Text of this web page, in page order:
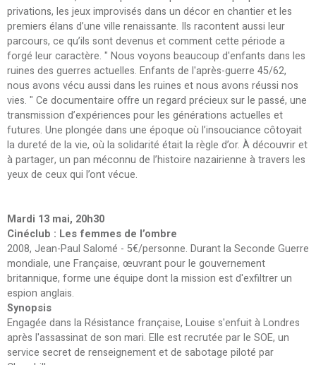
privations, les jeux improvisés dans un décor en chantier et les
premiers élans d’une ville renaissante. Ils racontent aussi leur
parcours, ce qu’ils sont devenus et comment cette période a
forgé leur caractère. " Nous voyons beaucoup d'enfants dans les
ruines des guerres actuelles. Enfants de l'après-guerre 45/62,
nous avons vécu aussi dans les ruines et nous avons réussi nos
vies. " Ce documentaire offre un regard précieux sur le passé, une
transmission d’expériences pour les générations actuelles et
futures. Une plongée dans une époque où l’insouciance côtoyait
la dureté de la vie, où la solidarité était la règle d’or. À découvrir et
à partager, un pan méconnu de l’histoire nazairienne à travers les
yeux de ceux qui l’ont vécue.
Mardi 13 mai, 20h30
Cinéclub : Les femmes de l’ombre
2008, Jean-Paul Salomé - 5€/personne. Durant la Seconde Guerre
mondiale, une Française, œuvrant pour le gouvernement
britannique, forme une équipe dont la mission est d'exfiltrer un
espion anglais.
Synopsis
Engagée dans la Résistance française, Louise s'enfuit à Londres
après l'assassinat de son mari. Elle est recrutée par le SOE, un
service secret de renseignement et de sabotage piloté par